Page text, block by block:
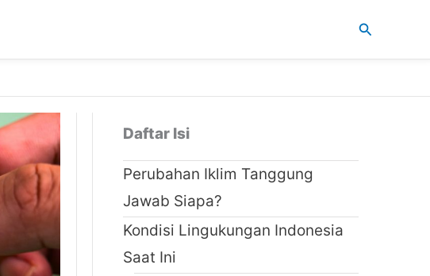
Cari
Daftar Isi
Perubahan Iklim Tanggung
Jawab Siapa?
Kondisi Lingukungan Indonesia
Saat Ini